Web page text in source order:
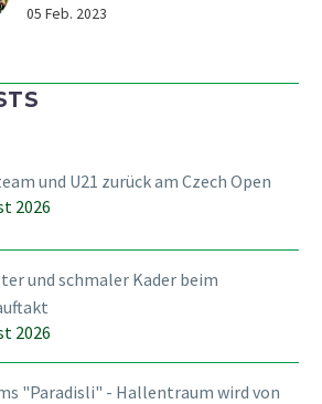
Die U14-Junioren des
es den Meistertitel nach
In dieser Saison setzte
man sich gegen Biel…
05 Feb. 2023
und U21 zurück am Czech Open
2026
und schmaler Kader beim
2026
"Paradisli" - Hallentraum wird von